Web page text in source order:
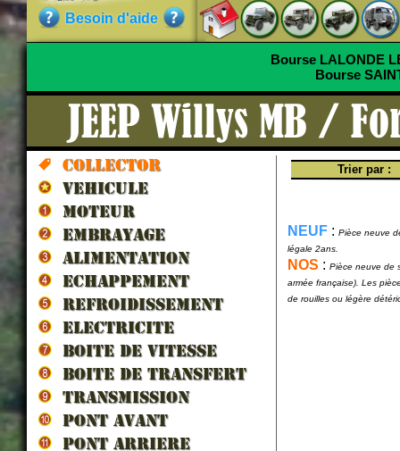
Besoin d'aide
Bourse LALONDE
Bourse
JEEP Willys MB /
Collector
VEHICULE
MOTEUR
EMBRAYAGE
ALIMENTATION
ECHAPPEMENT
REFROIDISSEMENT
ELECTRICITE
BOITE DE VITESSE
BOITE DE TRANSFERT
TRANSMISSION
PONT AVANT
PONT ARRIERE
Trier par :
NEUF : Pièce neuve
légale 2ans.
NOS : Pièce neuve de
armée française). Les
de rouilles ou légère